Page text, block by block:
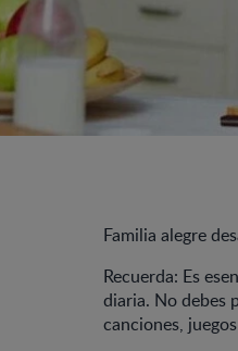
Familia alegre
Recuerda: Es
diaria. No debes
canciones,